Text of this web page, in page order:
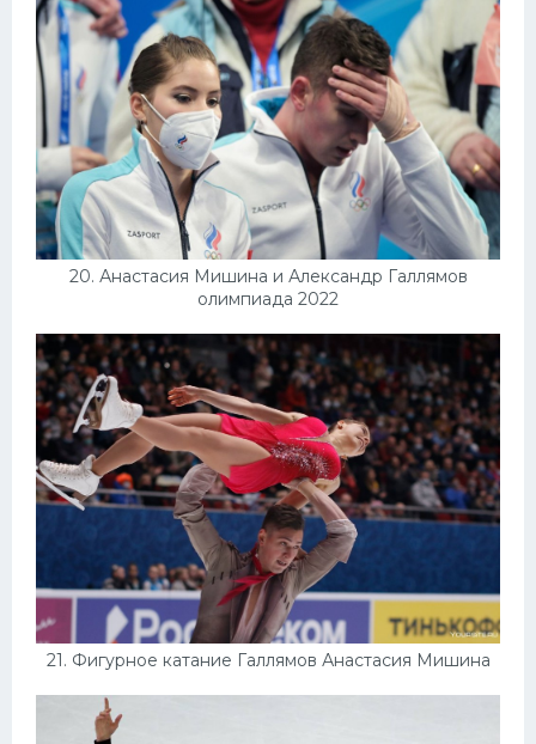
20. Анастасия Мишина и Александр Галлямов
олимпиада 2022
21. Фигурное катание Галлямов Анастасия Мишина